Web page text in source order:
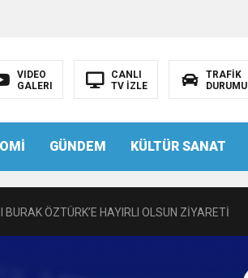
VIDEO
GALERI
CANLI
TV İZLE
TRAFİK
DURUMU
GÜNDEM KÜLTÜR SANAT
ÖZTÜRK’E HAYIRLI OLSUN ZİYARETİ
ARKASI: GÖRÜNENDEN DAHA FAZLASI MI VAR?